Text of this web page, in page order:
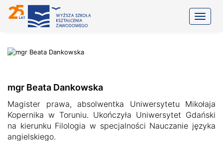
mgr Beata Dankowska
Magister prawa, absolwentka Uniwersytetu Mikołaja
Kopernika w Toruniu. Ukończyła Uniwersytet Gdański
na kierunku Filologia w specjalności Nauczanie języka
angielskiego.